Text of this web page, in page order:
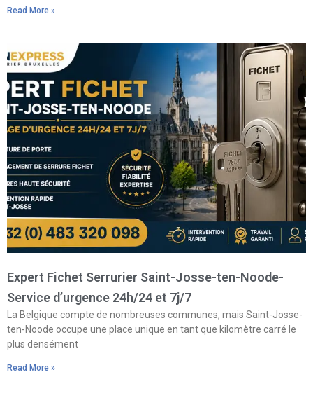
Read More »
Expert Fichet Serrurier Saint-Josse-ten-Noode-
Service d’urgence 24h/24 et 7j/7
La Belgique compte de nombreuses communes, mais Saint-Josse-
ten-Noode occupe une place unique en tant que kilomètre carré le
plus densément
Read More »